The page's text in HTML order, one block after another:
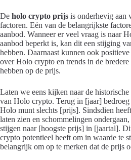
De holo crypto prijs is onderhevig aan
factoren. Eén van de belangrijkste
aanbod. Wanneer er veel vraag is naar
aanbod beperkt is, kan dit een stijging
hebben. Daarnaast kunnen ook
over Holo crypto en trends in de
hebben op de prijs.
Laten we eens kijken naar de
van Holo crypto. Terug in [jaar] bedroeg
Holo munt slechts [prijs]. Sindsdien
laten zien en schommelingen
stijgen naar [hoogste prijs] in [jaartal].
crypto potentieel heeft om in waarde te
belangrijk om op te merken dat de prijs